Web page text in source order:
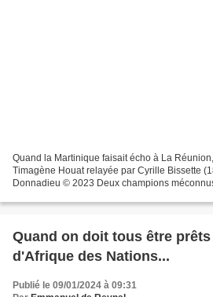
Quand la Martinique faisait écho à La
Timagène Houat relayée par Cyrille Bissette
Donnadieu © 2023 Deux champions
Quand on doit tous être
d'Afrique des Nations...
Publié le 09/01/2024 à 09:31